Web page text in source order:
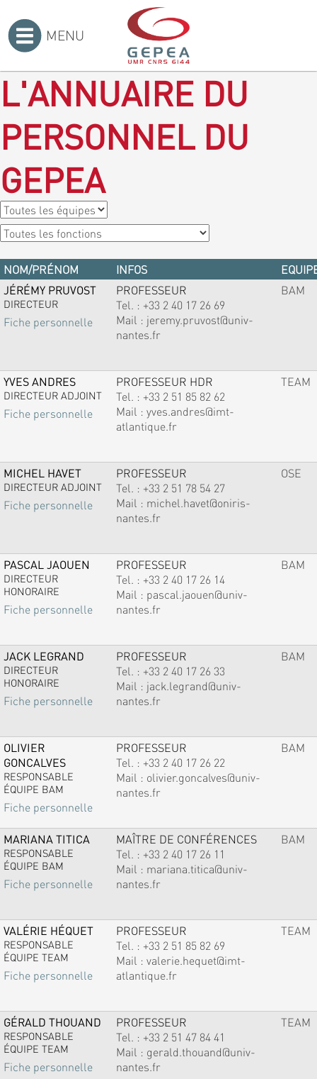
MENU
L'ANNUAIRE DU
PERSONNEL DU
GEPEA
NOM/PRÉNOM INFOS
JÉRÉMY PRUVOST
DIRECTEUR
Fiche personnelle
PROFESSEUR
Tel. : +33 2 40 17 26 69
Mail : jeremy.pruvost@univ-
nantes.fr
BAM
YVES ANDRES
DIRECTEUR ADJOINT
Fiche personnelle
PROFESSEUR HDR
Tel. : +33 2 51 85 82 62
Mail : yves.andres@imt-
atlantique.fr
TEAM
MICHEL HAVET
DIRECTEUR ADJOINT
Fiche personnelle
PROFESSEUR
Tel. : +33 2 51 78 54 27
Mail : michel.havet@oniris-
nantes.fr
OSE
PASCAL JAOUEN
DIRECTEUR
HONORAIRE
Fiche personnelle
PROFESSEUR
Tel. : +33 2 40 17 26 14
Mail : pascal.jaouen@univ-
nantes.fr
BAM
JACK LEGRAND
DIRECTEUR
HONORAIRE
Fiche personnelle
PROFESSEUR
Tel. : +33 2 40 17 26 33
Mail : jack.legrand@univ-
nantes.fr
BAM
OLIVIER
GONCALVES
RESPONSABLE
ÉQUIPE BAM
Fiche personnelle
PROFESSEUR
Tel. : +33 2 40 17 26 22
Mail : olivier.goncalves@univ-
nantes.fr
BAM
MARIANA TITICA
RESPONSABLE
ÉQUIPE BAM
Fiche personnelle
MAÎTRE DE CONFÉRENCES
Tel. : +33 2 40 17 26 11
Mail : mariana.titica@univ-
nantes.fr
BAM
VALÉRIE HÉQUET
RESPONSABLE
ÉQUIPE TEAM
Fiche personnelle
PROFESSEUR
Tel. : +33 2 51 85 82 69
Mail : valerie.hequet@imt-
atlantique.fr
TEAM
GÉRALD THOUAND
RESPONSABLE
ÉQUIPE TEAM
Fiche personnelle
PROFESSEUR
Tel. : +33 2 51 47 84 41
Mail : gerald.thouand@univ-
nantes.fr
TEAM